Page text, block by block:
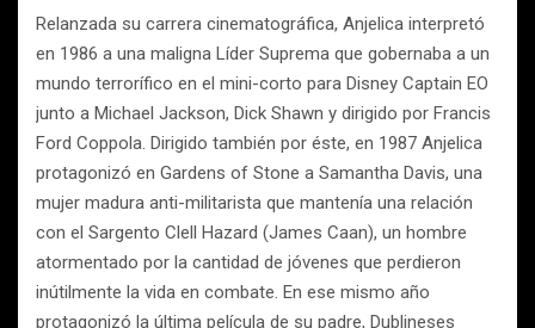
Relanzada su carrera cinematográfica, Anjelica interpretó
en 1986 a una maligna Líder Suprema que gobernaba a un
mundo terrorífico en el mini-corto para Disney Captain EO
junto a Michael Jackson, Dick Shawn y dirigido por Francis
Ford Coppola. Dirigido también por éste, en 1987 Anjelica
protagonizó en Gardens of Stone a Samantha Davis, una
mujer madura anti-militarista que mantenía una relación
con el Sargento Clell Hazard (James Caan), un hombre
atormentado por la cantidad de jóvenes que perdieron
inútilmente la vida en combate. En ese mismo año
protagonizó la última película de su padre, Dublineses